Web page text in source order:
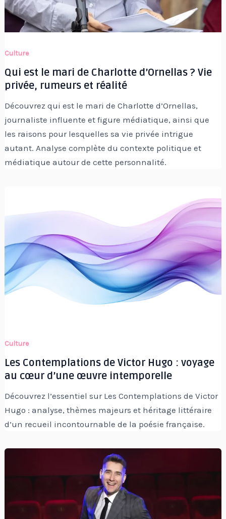
Culture
Qui est le mari de Charlotte d’Ornellas ? Vie
privée, rumeurs et réalité
Découvrez qui est le mari de Charlotte d’Ornellas,
journaliste influente et figure médiatique, ainsi que
les raisons pour lesquelles sa vie privée intrigue
autant. Analyse complète du contexte politique et
médiatique autour de cette personnalité.
Culture
Les Contemplations de Victor Hugo : voyage
au cœur d’une œuvre intemporelle
Découvrez l’essentiel sur Les Contemplations de Victor
Hugo : analyse, thèmes majeurs et héritage littéraire
d’un recueil incontournable de la poésie française.